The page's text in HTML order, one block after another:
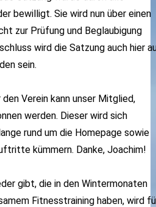
bewilligt. Sie wird nun über einen
zur Prüfung und Beglaubigung
wird die Satzung auch hier
sein.
Verein kann unser Mitglied,
werden. Dieser wird sich
rund um die Homepage sowie
kümmern. Danke, Joachim!
gibt, die in den Wintermonaten
Fitnesstraining haben, wird